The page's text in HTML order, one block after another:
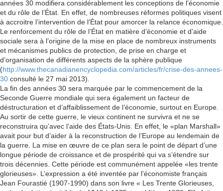
années 30 modifiera considérablement les conceptions de l’économie
et du rôle de l’État. En effet, de nombreuses réformes politiques visent
à accroitre l’intervention de l’État pour amorcer la relance économique.
Le renforcement du rôle de l’État en matière d’économie et d’aide
sociale sera à l’origine de la mise en place de nombreux instruments
et mécanismes publics de protection, de prise en charge et
d’organisation de différents aspects de la sphère publique
(http://www.thecanadianencyclopedia.com/articles/fr/crise-des-annees-
30 consulté le 27 mai 2013).
La fin des années 30 sera marquée par le commencement de la
Seconde Guerre mondiale qui sera également un facteur de
déstructuration et d’affaiblissement de l’économie, surtout en Europe.
Au sortir de cette guerre, le vieux continent ne survivra et ne se
reconstruira qu’avec l’aide des États-Unis. En effet, le «plan Marshall»
avait pour but d’aider à la reconstruction de l’Europe au lendemain de
la guerre. La mise en œuvre de ce plan sera le point de départ d’une
longue période de croissance et de prospérité qui va s’étendre sur
trois décennies. Cette période est communément appelée «les trente
glorieuses». L’expression a été inventée par l’économiste français
Jean Fourastié (1907-1990) dans son livre « Les Trente Glorieuses,